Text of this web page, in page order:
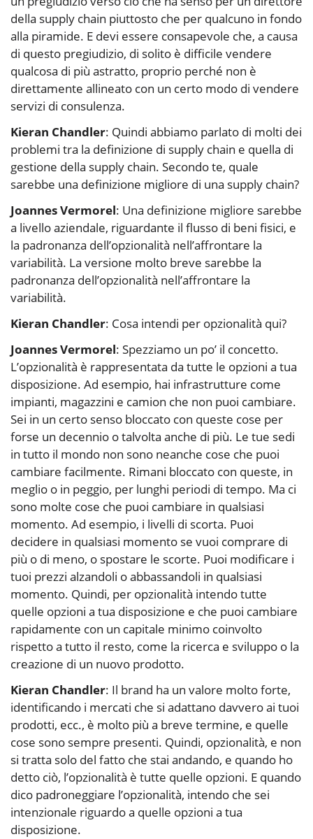
della supply chain piuttosto che per qualcuno in fondo
alla piramide. E devi essere consapevole che, a causa
di questo pregiudizio, di solito è difficile vendere
qualcosa di più astratto, proprio perché non è
direttamente allineato con un certo modo di vendere
servizi di consulenza.
Kieran Chandler: Quindi abbiamo parlato di molti dei
problemi tra la definizione di supply chain e quella di
gestione della supply chain. Secondo te, quale
sarebbe una definizione migliore di una supply chain?
Joannes Vermorel: Una definizione migliore sarebbe
a livello aziendale, riguardante il flusso di beni fisici, e
la padronanza dell’opzionalità nell’affrontare la
variabilità. La versione molto breve sarebbe la
padronanza dell’opzionalità nell’affrontare la
variabilità.
Kieran Chandler: Cosa intendi per opzionalità qui?
Joannes Vermorel: Spezziamo un po’ il concetto.
L’opzionalità è rappresentata da tutte le opzioni a tua
disposizione. Ad esempio, hai infrastrutture come
impianti, magazzini e camion che non puoi cambiare.
Sei in un certo senso bloccato con queste cose per
forse un decennio o talvolta anche di più. Le tue sedi
in tutto il mondo non sono neanche cose che puoi
cambiare facilmente. Rimani bloccato con queste, in
meglio o in peggio, per lunghi periodi di tempo. Ma ci
sono molte cose che puoi cambiare in qualsiasi
momento. Ad esempio, i livelli di scorta. Puoi
decidere in qualsiasi momento se vuoi comprare di
più o di meno, o spostare le scorte. Puoi modificare i
tuoi prezzi alzandoli o abbassandoli in qualsiasi
momento. Quindi, per opzionalità intendo tutte
quelle opzioni a tua disposizione e che puoi cambiare
rapidamente con un capitale minimo coinvolto
rispetto a tutto il resto, come la ricerca e sviluppo o la
creazione di un nuovo prodotto.
Kieran Chandler: Il brand ha un valore molto forte,
identificando i mercati che si adattano davvero ai tuoi
prodotti, ecc., è molto più a breve termine, e quelle
cose sono sempre presenti. Quindi, opzionalità, e non
si tratta solo del fatto che stai andando, e quando ho
detto ciò, l’opzionalità è tutte quelle opzioni. E quando
dico padroneggiare l’opzionalità, intendo che sei
intenzionale riguardo a quelle opzioni a tua
disposizione.